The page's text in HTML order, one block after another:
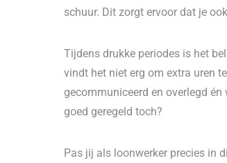
schuur. Dit zorgt ervoor dat je
Tijdens drukke periodes is het
vindt het niet erg om extra uren
gecommuniceerd en overlegd
goed geregeld toch?
Pas jij als loonwerker precies in